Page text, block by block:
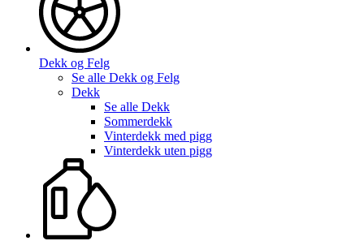
Dekk og Felg
Se alle Dekk og Felg
Dekk
Se alle Dekk
Sommerdekk
Vinterdekk med pigg
Vinterdekk uten pigg